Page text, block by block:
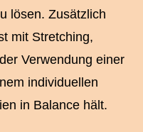
lösen. Zusätzlich
mit Stretching,
Verwendung einer
individuellen
in Balance hält.